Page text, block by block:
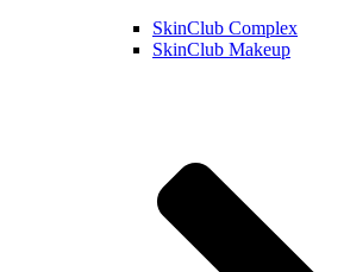
SkinClub Complex
SkinClub Makeup